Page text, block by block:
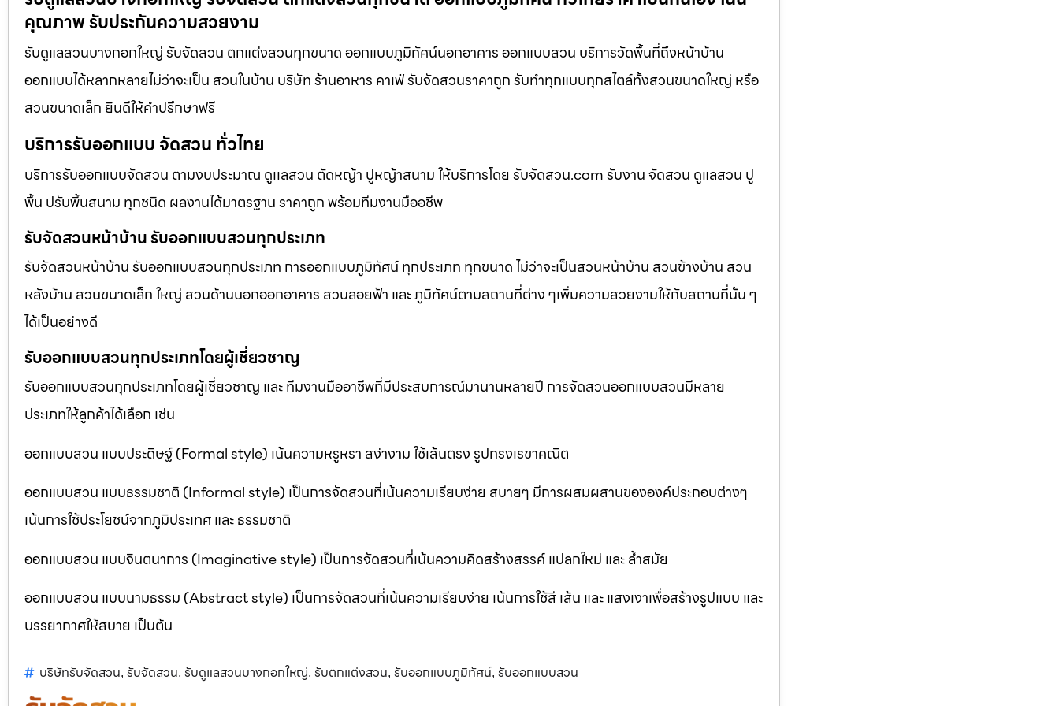
คุณภาพ รับประกันความสวยงาม
รับดูแลสวนบางกอกใหญ่ รับจัดสวน ตกแต่งสวนทุกขนาด ออกแบบภูมิทัศน์นอกอาคาร ออกแบบสวน บริการวัดพื้นที่ถึงหน้าบ้าน
ออกแบบได้หลากหลายไม่ว่าจะเป็น สวนในบ้าน บริษัท ร้านอาหาร คาเฟ่ รับจัดสวนราคาถูก รับทำทุกแบบทุกสไตล์ทั้งสวนขนาดใหญ่ หรือ
สวนขนาดเล็ก ยินดีให้คำปรึกษาฟรี
บริการรับออกแบบ จัดสวน ทั่วไทย
บริการรับออกแบบจัดสวน ตามงบประมาณ ดูเเลสวน ตัดหญ้า ปูหญ้าสนาม ให้บริการโดย รับจัดสวน.com รับงาน จัดสวน ดูแลสวน ปู
พื้น ปรับพื้นสนาม ทุกชนิด ผลงานได้มาตรฐาน ราคาถูก พร้อมทีมงานมืออชีพ
รับจัดสวนหน้าบ้าน รับออกแบบสวนทุกประเภท
รับจัดสวนหน้าบ้าน รับออกแบบสวนทุกประเภท การออกแบบภูมิทัศน์ ทุกประเภท ทุกขนาด ไม่ว่าจะเป็นสวนหน้าบ้าน สวนข้างบ้าน สวน
หลังบ้าน สวนขนาดเล็ก ใหญ่ สวนด้านนอกออกอาคาร สวนลอยฟ้า และ ภูมิทัศน์ตามสถานที่ต่าง ๆเพิ่มความสวยงามให้กับสถานที่นั้น ๆ
ได้เป็นอย่างดี
รับออกแบบสวนทุกประเภทโดยผู้เชี่ยวชาญ
รับออกแบบสวนทุกประเภทโดยผู้เชี่ยวชาญ และ ทีมงานมืออาชีพที่มีประสบการณ์มานานหลายปี การจัดสวนออกแบบสวนมีหลาย
ประเภทให้ลูกค้าได้เลือก เช่น
ออกแบบสวน แบบประดิษฐ์ (Formal style) เน้นความหรูหรา สง่างาม ใช้เส้นตรง รูปทรงเรขาคณิต
ออกแบบสวน แบบธรรมชาติ (Informal style) เป็นการจัดสวนที่เน้นความเรียบง่าย สบายๆ มีการผสมผสานขององค์ประกอบต่างๆ
เน้นการใช้ประโยชน์จากภูมิประเทศ และ ธรรมชาติ
ออกแบบสวน แบบจินตนาการ (Imaginative style) เป็นการจัดสวนที่เน้นความคิดสร้างสรรค์ แปลกใหม่ และ ล้ำสมัย
ออกแบบสวน แบบนามธรรม (Abstract style) เป็นการจัดสวนที่เน้นความเรียบง่าย เน้นการใช้สี เส้น และ แสงเงาเพื่อสร้างรูปแบบ และ
บรรยากาศให้สบาย เป็นต้น
บริษัทรับจัดสวน, รับจัดสวน, รับดูแลสวนบางกอกใหญ่, รับตกแต่งสวน, รับออกแบบภูมิทัศน์, รับออกแบบสวน